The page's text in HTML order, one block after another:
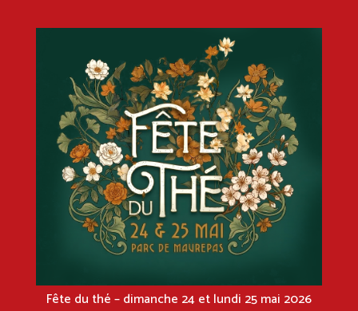
Fête du thé – dimanche 24 et lundi 25 mai 2026